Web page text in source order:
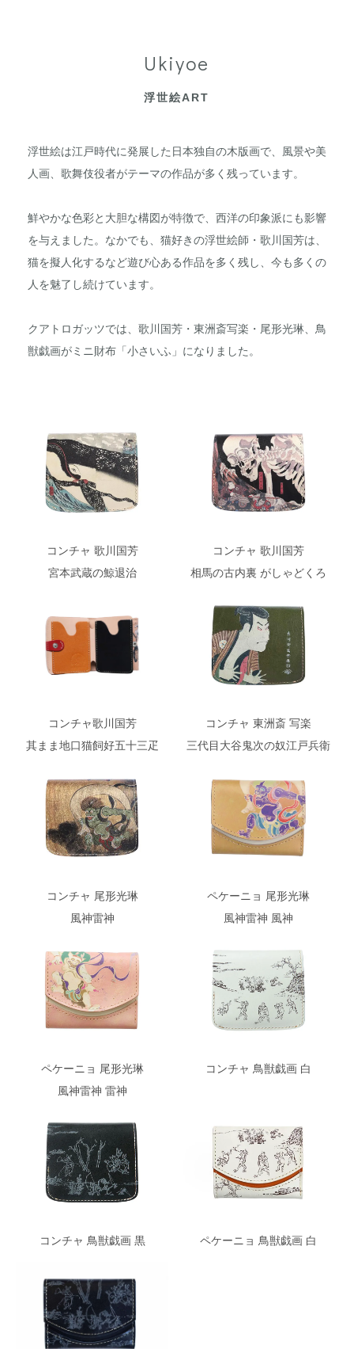
Ukiyoe
浮世絵ART
浮世絵は江戸時代に発展した日本独自の木版画で、風景や美
人画、歌舞伎役者がテーマの作品が多く残っています。
鮮やかな色彩と大胆な構図が特徴で、西洋の印象派にも影響
を与えました。なかでも、猫好きの浮世絵師・歌川国芳は、
猫を擬人化するなど遊び心ある作品を多く残し、今も多くの
人を魅了し続けています。
クアトロガッツでは、歌川国芳・東洲斎写楽・尾形光琳、鳥
獣戯画がミニ財布「小さいふ」になりました。
コンチャ 歌川国芳
宮本武蔵の鯨退治
コンチャ 歌川国芳
相馬の古内裏 がしゃどくろ
コンチャ歌川国芳
其まま地口猫飼好五十三疋
コンチャ 東洲斎 写楽
三代目大谷鬼次の奴江戸兵衛
コンチャ 尾形光琳
風神雷神
ペケーニョ 尾形光琳
風神雷神 風神
ペケーニョ 尾形光琳
風神雷神 雷神
コンチャ 鳥獣戯画 白
コンチャ 鳥獣戯画 黒 ペケーニョ 鳥獣戯画 白